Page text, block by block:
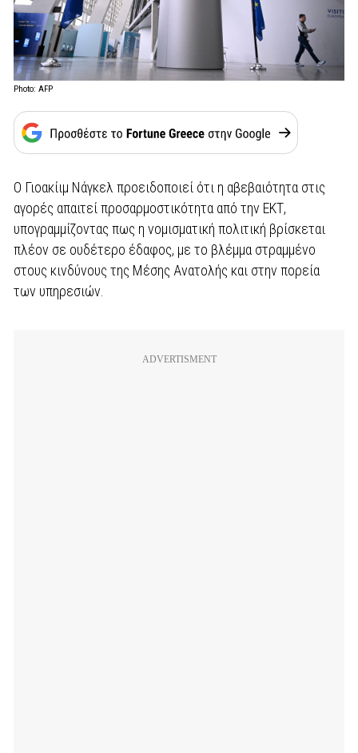
Photo: AFP
Ο Γιοακίιμ Νάγκελ προειδοποιεί ότι η αβεβαιότητα στις
αγορές απαιτεί προσαρμοστικότητα από την ΕΚΤ,
υπογραμμίζοντας πως η νομισματική πολιτική βρίσκεται
πλέον σε ουδέτερο έδαφος, με το βλέμμα στραμμένο
στους κινδύνους της Μέσης Ανατολής και στην πορεία
των υπηρεσιών.